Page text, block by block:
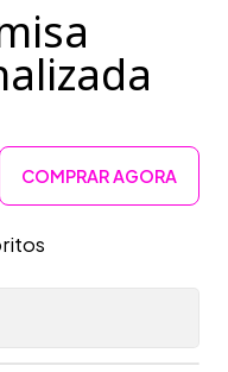
COMPRAR AGORA